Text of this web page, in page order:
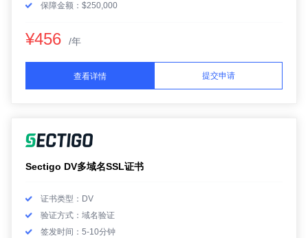
保障金额：$250,000
¥456 /年
查看详情 提交申请
Sectigo DV多域名SSL证书
证书类型：DV
验证方式：域名验证
签发时间：5-10分钟